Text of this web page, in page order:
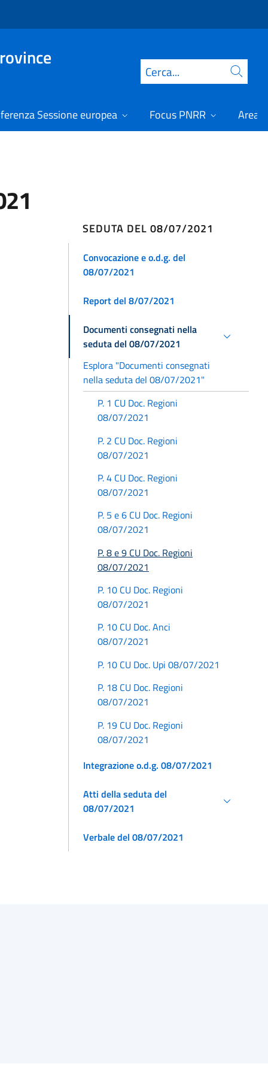
Cerca
Sessione europea Focus PNRR Area
SEDUTA DEL 08/07/2021
Convocazione e o.d.g. del
08/07/2021
Report del 8/07/2021
Documenti consegnati nella
seduta del 08/07/2021
Esplora "Documenti consegnati
nella seduta del 08/07/2021"
P. 1 CU Doc. Regioni
08/07/2021
P. 2 CU Doc. Regioni
08/07/2021
P. 4 CU Doc. Regioni
08/07/2021
P. 5 e 6 CU Doc. Regioni
08/07/2021
P. 8 e 9 CU Doc. Regioni
08/07/2021
P. 10 CU Doc. Regioni
08/07/2021
P. 10 CU Doc. Anci
08/07/2021
P. 10 CU Doc. Upi 08/07/2021
P. 18 CU Doc. Regioni
08/07/2021
P. 19 CU Doc. Regioni
08/07/2021
Integrazione o.d.g. 08/07/2021
Atti della seduta del
08/07/2021
Verbale del 08/07/2021